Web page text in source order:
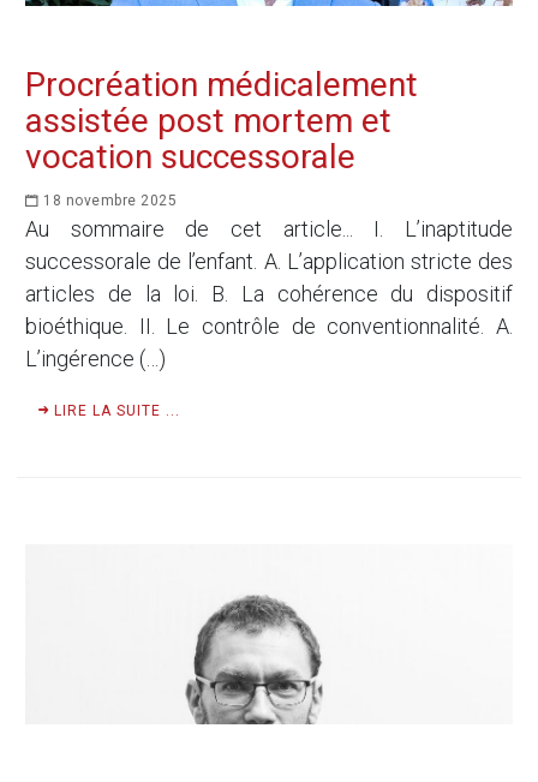
Procréation médicalement
assistée post mortem et
vocation successorale
18 novembre 2025
Au sommaire de cet article... I. L’inaptitude
successorale de l’enfant. A. L’application stricte des
articles de la loi. B. La cohérence du dispositif
bioéthique. II. Le contrôle de conventionnalité. A.
L’ingérence (…)
LIRE LA SUITE ...